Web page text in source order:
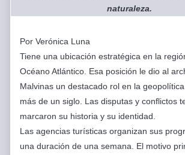
naturaleza.
Por Verónica Luna
Tiene una ubicación estratégica en la
Océano Atlántico. Esa posición le dio al
Malvinas un destacado rol en la
más de un siglo. Las disputas y conflictos
marcaron su historia y su identidad.
Las agencias turísticas organizan sus
una duración de una semana. El motivo